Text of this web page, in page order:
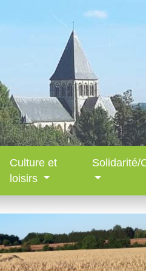
Culture et
loisirs
Solidarité/